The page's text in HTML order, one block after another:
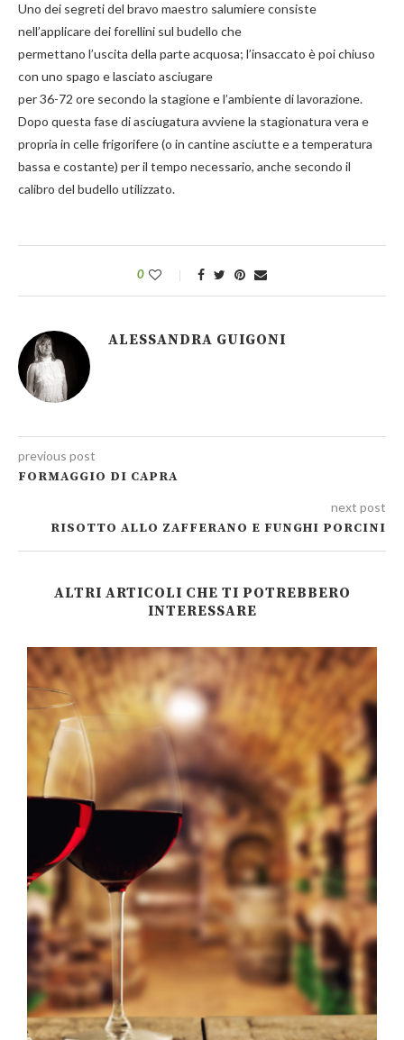
Uno dei segreti del bravo maestro salumiere consiste
nell’applicare dei forellini sul budello che
permettano l’uscita della parte acquosa; l’insaccato è poi chiuso
con uno spago e lasciato asciugare
per 36-72 ore secondo la stagione e l’ambiente di lavorazione.
Dopo questa fase di asciugatura avviene la stagionatura vera e
propria in celle frigorifere (o in cantine asciutte e a temperatura
bassa e costante) per il tempo necessario, anche secondo il
calibro del budello utilizzato.
0
ALESSANDRA GUIGONI
previous post
FORMAGGIO DI CAPRA
next post
RISOTTO ALLO ZAFFERANO E FUNGHI PORCINI
ALTRI ARTICOLI CHE TI POTREBBERO
INTERESSARE